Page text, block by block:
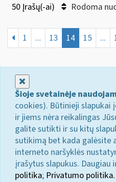
50 Įrašų(-ai) Rodoma
1 ... 13 14 15 ...
Šioje svetainėje
cookies). Būtinieji
ir jiems nėra reikalingas
galite sutikti ir su kitų
sutikimą bet kada galėsite
interneto naršyklės
įrašytus slapukus. Daugiau
politika; Privatumo politika.